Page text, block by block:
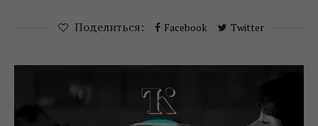
Поделиться: Facebook Twitter